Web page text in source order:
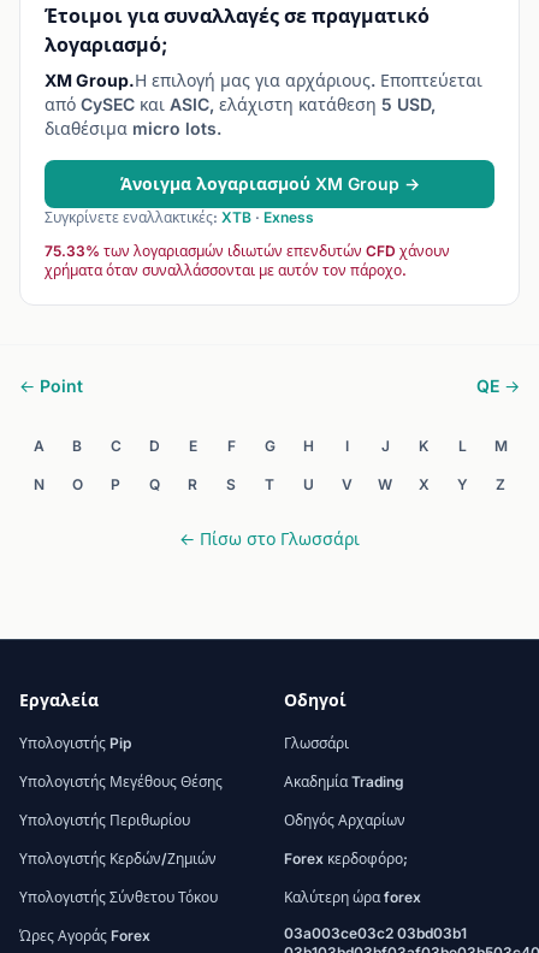
Έτοιμοι για συναλλαγές σε πραγματικό
λογαριασμό;
XM Group.Η επιλογή μας για αρχάριους. Εποπτεύεται
από CySEC και ASIC, ελάχιστη κατάθεση 5 USD,
διαθέσιμα micro lots.
Άνοιγμα λογαριασμού XM Group →
Συγκρίνετε εναλλακτικές: XTB · Exness
75.33% των λογαριασμών ιδιωτών επενδυτών CFD χάνουν
χρήματα όταν συναλλάσσονται με αυτόν τον πάροχο.
← Point QE →
A B C D E F G H I J K L M
N O P Q R S T U V W X Y Z
← Πίσω στο Γλωσσάρι
Εργαλεία
Υπολογιστής Pip
Υπολογιστής Μεγέθους Θέσης
Υπολογιστής Περιθωρίου
Υπολογιστής Κερδών/Ζημιών
Υπολογιστής Σύνθετου Τόκου
Ώρες Αγοράς Forex
Οδηγοί
Γλωσσάρι
Ακαδημία Trading
Οδηγός Αρχαρίων
Forex κερδοφόρο;
Καλύτερη ώρα forex
03a003ce03c2 03bd03b1